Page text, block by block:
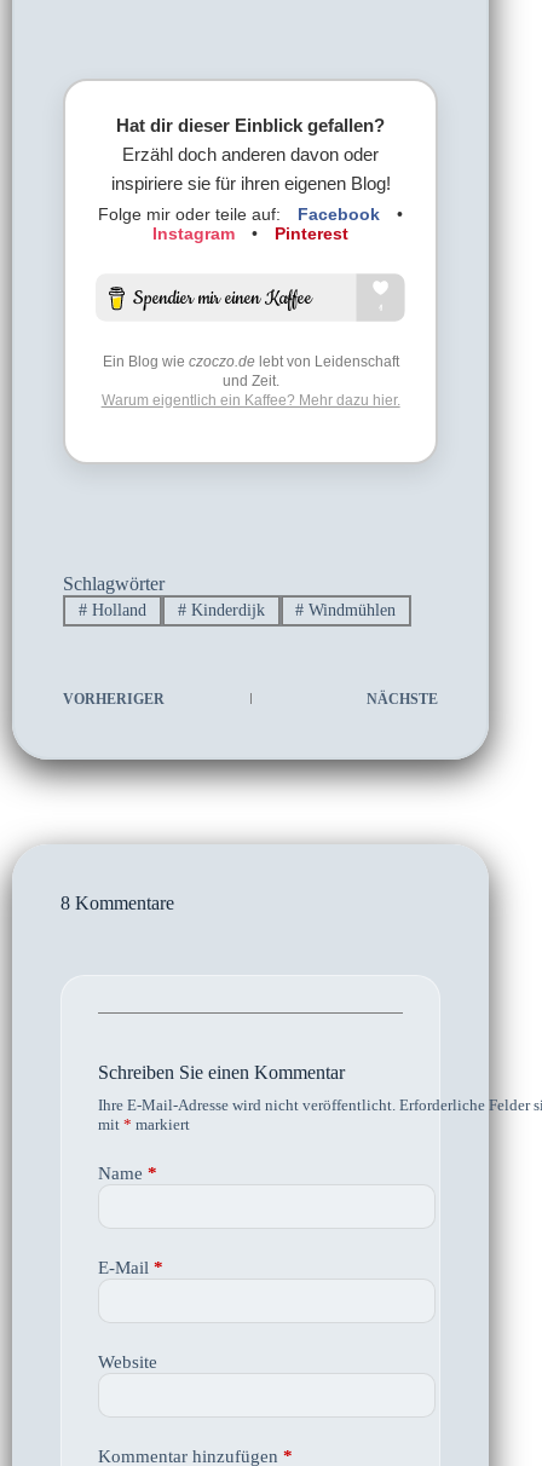
Hat dir dieser Einblick gefallen?
Erzähl doch anderen davon oder
inspiriere sie für ihren eigenen Blog!
Folge mir oder teile auf: Facebook
•
Instagram
• Pinterest
Ein Blog wie czoczo.delebt von Leidenschaft
und Zeit.
Warum eigentlich ein Kaffee? Mehr dazu hier.
Schlagwörter
#Holland #Kinderdijk # Windmühlen
VORHERIGER NÄCHSTE
8 Kommentare
Schreiben Sie einen Kommentar
Ihre E-Mail-Adresse wird nicht veröffentlicht. Erforderliche Felder
mit * markiert
Name *
E-Mail *
Website
Kommentar hinzufügen *